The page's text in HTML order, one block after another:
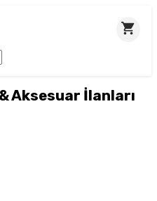
Aksesuar İlanları